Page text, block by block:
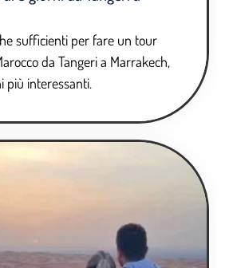
sufficienti per fare un tour
da Tangeri a Marrakech,
più interessanti.